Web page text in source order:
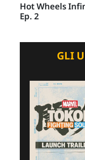
Hot Wheels
Ep. 2
GLI